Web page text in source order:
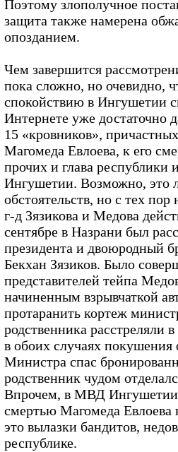
Поэтому злополучное
защита также намерена
опозданием.
Чем завершится
пока сложно, но очевидно,
спокойствию в Ингушетии
Интернете уже достаточно
15 «кровников»,
Магомеда Евлоева, к его
прочих и глава республики
Ингушетии. Возможно, это
обстоятельств, но с тех
г-д Зязикова и Медова
сентябре в Назрани был
президента и двоюродный
Бекхан Зязиков. Было
представителей тейпа
начиненным взрывчаткой
протаранить кортеж
родственника расстреляли
в обоих случаях покушения
Министра спас
родственник чудом
Впрочем, в МВД Ингушетии
смертью Магомеда Евлоева
это вылазки бандитов,
республике.